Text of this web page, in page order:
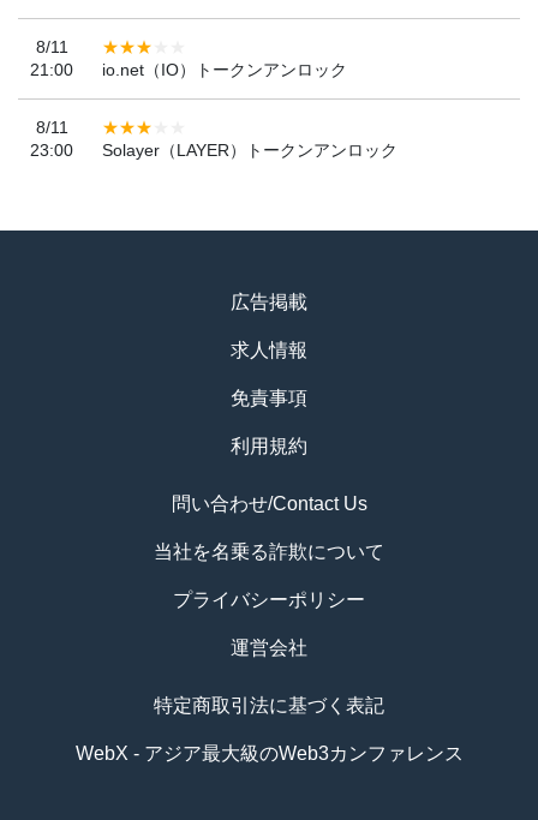
8/11
21:00
io.net（IO）トークンアンロック
8/11
23:00
Solayer（LAYER）トークンアンロック
広告掲載
求人情報
免責事項
利用規約
問い合わせ/Contact Us
当社を名乗る詐欺について
プライバシーポリシー
運営会社
特定商取引法に基づく表記
WebX - アジア最大級のWeb3カンファレンス